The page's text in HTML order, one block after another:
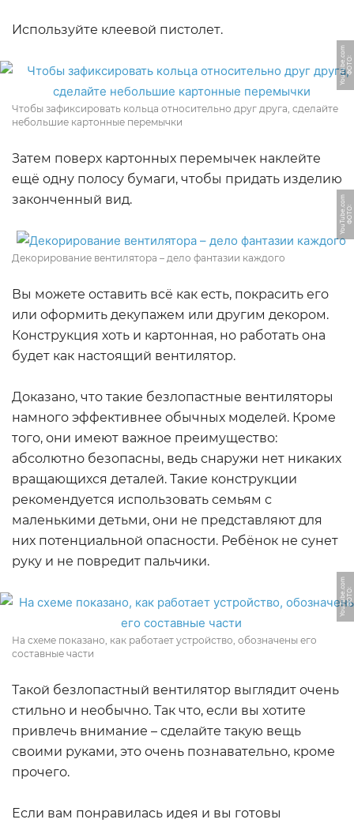
Используйте клеевой пистолет.
Ф
О
Т
О:
Y
o
u
T
u
b
e.
c
o
m
Чтобы зафиксировать кольца относительно друг друга, сделайте
небольшие картонные перемычки
Затем поверх картонных перемычек наклейте
ещё одну полосу бумаги, чтобы придать изделию
законченный вид.
Ф
О
Т
О:
Y
o
u
T
u
b
e.
c
o
m
Декорирование вентилятора – дело фантазии каждого
Вы можете оставить всё как есть, покрасить его
или оформить декупажем или другим декором.
Конструкция хоть и картонная, но работать она
будет как настоящий вентилятор.
Доказано, что такие безлопастные вентиляторы
намного эффективнее обычных моделей. Кроме
того, они имеют важное преимущество:
абсолютно безопасны, ведь снаружи нет никаких
вращающихся деталей. Такие конструкции
рекомендуется использовать семьям с
маленькими детьми, они не представляют для
них потенциальной опасности. Ребёнок не сунет
руку и не повредит пальчики.
Ф
О
Т
О:
Y
o
u
T
u
b
e.
c
o
m
На схеме показано, как работает устройство, обозначены его
составные части
Такой безлопастный вентилятор выглядит очень
стильно и необычно. Так что, если вы хотите
привлечь внимание – сделайте такую вещь
своими руками, это очень познавательно, кроме
прочего.
Если вам понравилась идея и вы готовы